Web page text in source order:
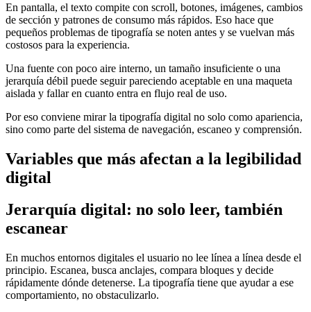
En pantalla, el texto compite con scroll, botones, imágenes, cambios
de sección y patrones de consumo más rápidos. Eso hace que
pequeños problemas de tipografía se noten antes y se vuelvan más
costosos para la experiencia.
Una fuente con poco aire interno, un tamaño insuficiente o una
jerarquía débil puede seguir pareciendo aceptable en una maqueta
aislada y fallar en cuanto entra en flujo real de uso.
Por eso conviene mirar la tipografía digital no solo como apariencia,
sino como parte del sistema de navegación, escaneo y comprensión.
Variables que más afectan a la legibilidad
digital
Jerarquía digital: no solo leer, también
escanear
En muchos entornos digitales el usuario no lee línea a línea desde el
principio. Escanea, busca anclajes, compara bloques y decide
rápidamente dónde detenerse. La tipografía tiene que ayudar a ese
comportamiento, no obstaculizarlo.